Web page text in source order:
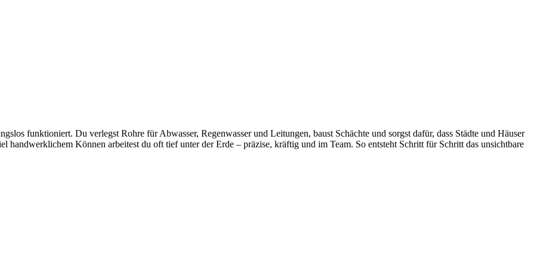
funktioniert. Du verlegst Rohre für Abwasser, Regenwasser und Leitungen, baust Schächte und sorgst dafür, dass Städte und Häuser
handwerklichem Können arbeitest du oft tief unter der Erde – präzise, kräftig und im Team. So entsteht Schritt für Schritt das unsichtbare